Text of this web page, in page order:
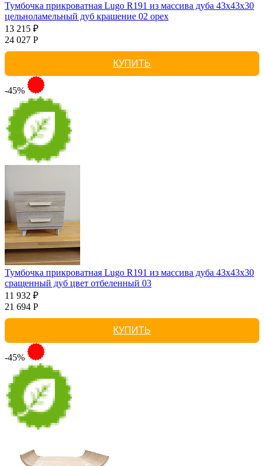
Тумбочка прикроватная Lugo R191 из массива дуба 43х43х30
цельноламельный дуб крашение 02 орех
13 215 ₽
24 027 Р
КУПИТЬ
-45%
Тумбочка прикроватная Lugo R191 из массива дуба 43х43х30
сращенный дуб цвет отбеленный 03
11 932 ₽
21 694 Р
КУПИТЬ
-45%